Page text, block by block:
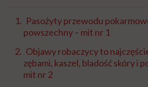
Pasożyty przewodu
powszechny – mit nr 1
Objawy robaczycy to
zębami, kaszel, bladość skóry i
mit nr 2